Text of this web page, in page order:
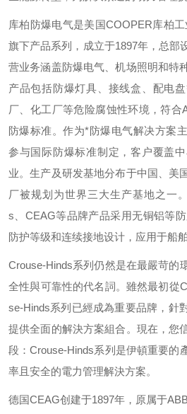
库柏防爆电气是美国COOPER库柏
旗下产品系列，成立于1897年，总部
营业务涵盖防爆电气、机场照明和特
产品包括防爆灯具、接线盒、配电
厂、化工厂等危险腐蚀性环境，符合
防爆标准。作为*防爆电气解决方案
参与国际防爆标准制定，客户覆盖
业。生产及研发基地分布于中国、美
厂被规划为世界三大生产基地之一
s
CEAG等品牌产品采用无铜铝等
防护等级和连续接地设计，应用于船
Crouse-Hinds系列仍然是在最嚴苛的
全性與可靠性的代名詞。雖然最初從
se-Hinds系列已經成為重要品牌，針
提供全面的解決方案組合。現在，您
段：Crouse-Hinds系列是伊頓重要的
率且安全的電力管理解決方案。
德国CEAG创建于1897年，原属于ABB